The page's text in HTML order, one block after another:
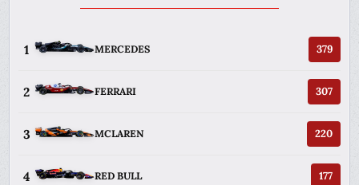
1 MERCEDES 379
2 FERRARI 307
3 MCLAREN 220
4 RED BULL 177